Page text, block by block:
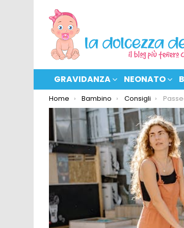
GRAVIDANZA NEONATO
You are here:
Home Bambino Consigli